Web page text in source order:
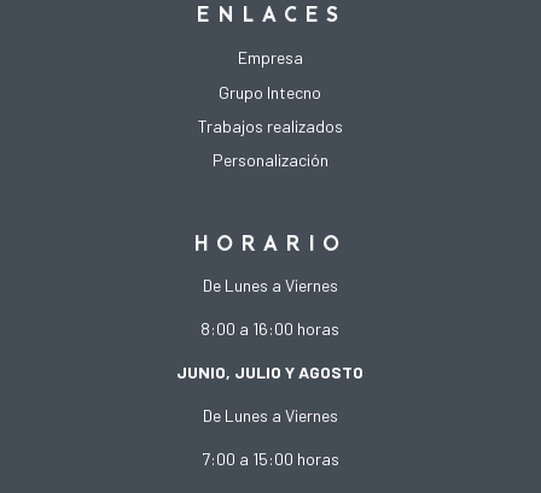
ENLACES
Empresa
Grupo Intecno
Trabajos realizados
Personalización
HORARIO
De Lunes a Viernes
8:00 a 16:00 horas
JUNIO, JULIO Y AGOSTO
De Lunes a Viernes
7:00 a 15:00 horas